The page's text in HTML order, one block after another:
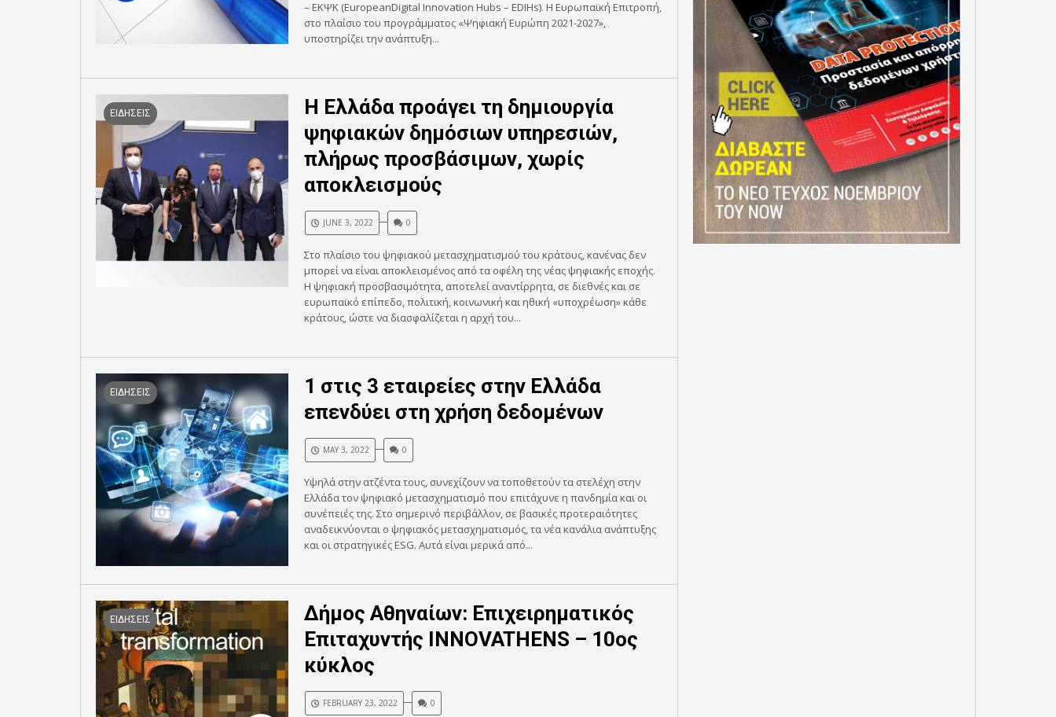
– ΕΚΨΚ (EuropeanDigital Innovation Hubs – EDIHs). Η Ευρωπαϊκή Επιτροπή,
στο πλαίσιο του προγράμματος «Ψηφιακή Ευρώπη 2021-2027»,
υποστηρίζει την ανάπτυξη...
ΕΙΔΗΣΕΙΣ
Η Ελλάδα προάγει τη δημιουργία
ψηφιακών δημόσιων υπηρεσιών,
πλήρως προσβάσιμων, χωρίς
αποκλεισμούς
JUNE 3, 2022 0
Στο πλαίσιο του ψηφιακού μετασχηματισμού του κράτους, κανένας δεν
μπορεί να είναι αποκλεισμένος από τα οφέλη της νέας ψηφιακής εποχής.
Η ψηφιακή προσβασιμότητα, αποτελεί αναντίρρητα, σε διεθνές και σε
ευρωπαϊκό επίπεδο, πολιτική, κοινωνική και ηθική «υποχρέωση» κάθε
κράτους, ώστε να διασφαλίζεται η αρχή του...
ΕΙΔΗΣΕΙΣ
1 στις 3 εταιρείες στην Ελλάδα
επενδύει στη χρήση δεδομένων
MAY 3, 2022 0
Υψηλά στην ατζέντα τους, συνεχίζουν να τοποθετούν τα στελέχη στην
Ελλάδα τον ψηφιακό μετασχηματισμό που επιτάχυνε η πανδημία και οι
συνέπειές της. Στο σημερινό περιβάλλον, σε βασικές προτεραιότητες
αναδεικνύονται ο ψηφιακός μετασχηματισμός, τα νέα κανάλια ανάπτυξης
και οι στρατηγικές ESG. Αυτά είναι μερικά από...
ΕΙΔΗΣΕΙΣ
Δήμος Αθηναίων: Επιχειρηματικός
Επιταχυντής INNOVATHENS – 10ος
κύκλος
FEBRUARY 23, 2022 0